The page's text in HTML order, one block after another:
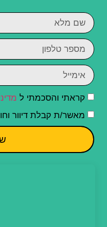
קראתי והסכמתי ל
מאשר/ת קבלת דיוור